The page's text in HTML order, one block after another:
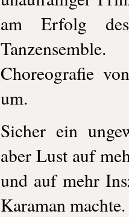
am Erfolg
Choreografie
um.
Sicher ein
aber Lust auf
und auf mehr
Karaman machte.